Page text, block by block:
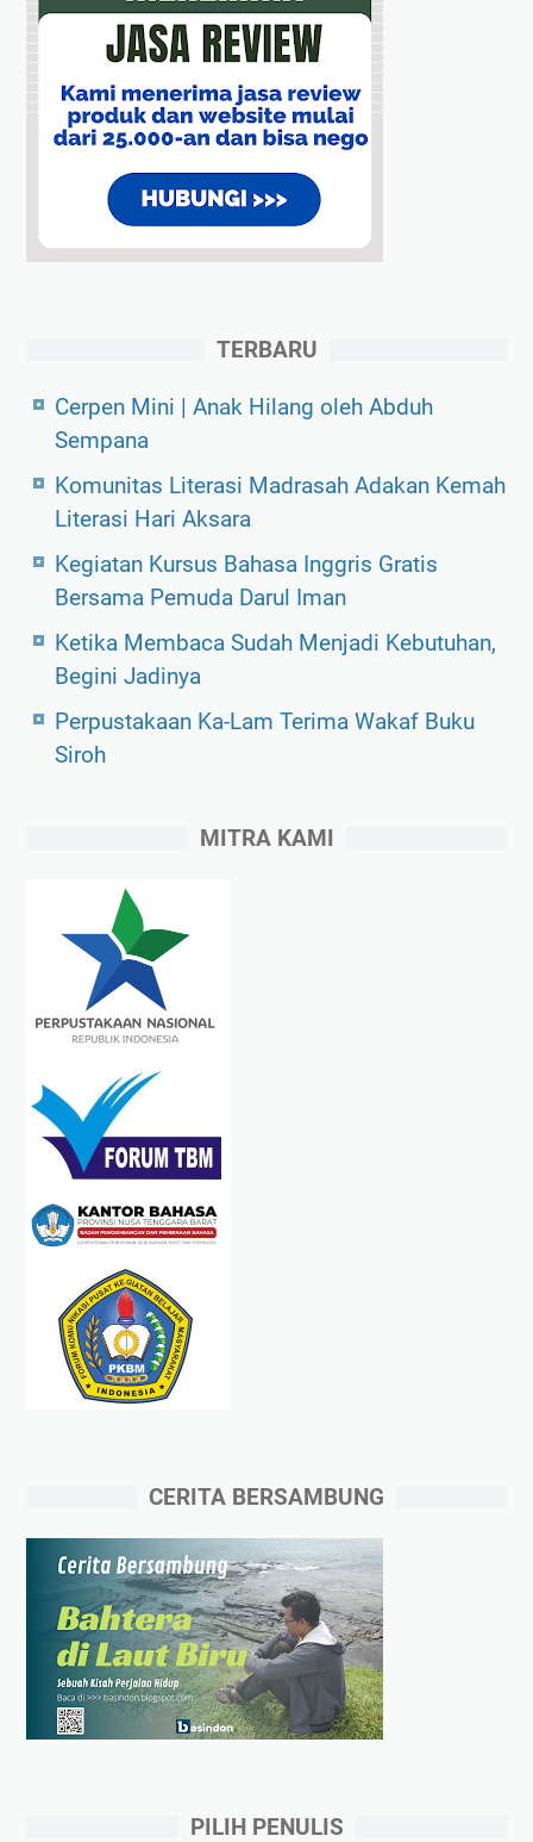
m
b
u
h
i
P
e
u
s
k
a
n
a
L
TERBARU
Cerpen Mini | Anak Hilang oleh Abduh
Sempana
Komunitas Literasi Madrasah Adakan Kemah
Literasi Hari Aksara
Kegiatan Kursus Bahasa Inggris Gratis
Bersama Pemuda Darul Iman
Ketika Membaca Sudah Menjadi Kebutuhan,
Begini Jadinya
Perpustakaan Ka-Lam Terima Wakaf Buku
Siroh
MITRA KAMI
CERITA BERSAMBUNG
PILIH PENULIS